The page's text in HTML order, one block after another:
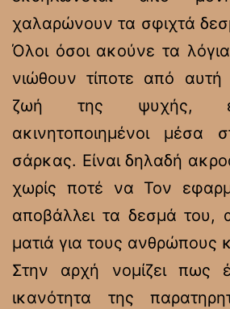
χαλαρώνουν τα σφιχτά
Όλοι όσοι ακούνε τα
νιώθουν τίποτε από αυτή
ζωή της ψυχής,
ακινητοποιημένοι μέσα
σάρκας. Είναι δηλαδή
χωρίς ποτέ να Τον
αποβάλλει τα δεσμά του,
ματιά για τους ανθρώπους
Στην αρχή νομίζει πως
ικανότητα της